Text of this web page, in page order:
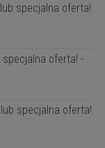
specjalna oferta!
specjalna oferta! -
specjalna oferta!